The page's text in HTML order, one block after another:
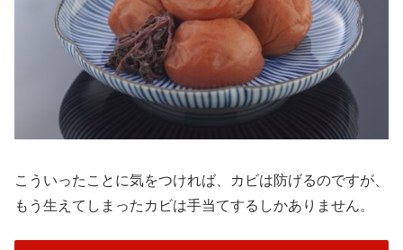
こういったことに気をつければ、カビは防げるのですが、
もう生えてしまったカビは手当てするしかありません。